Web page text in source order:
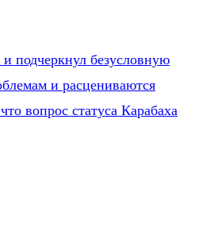
подчеркнул безусловную
и расцениваются
вопрос статуса Карабаха